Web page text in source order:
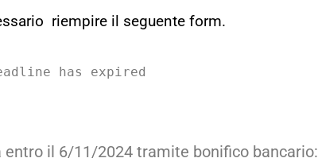
riempire il seguente form.
has expired
entro il 6/11/2024 tramite bonifico bancario: